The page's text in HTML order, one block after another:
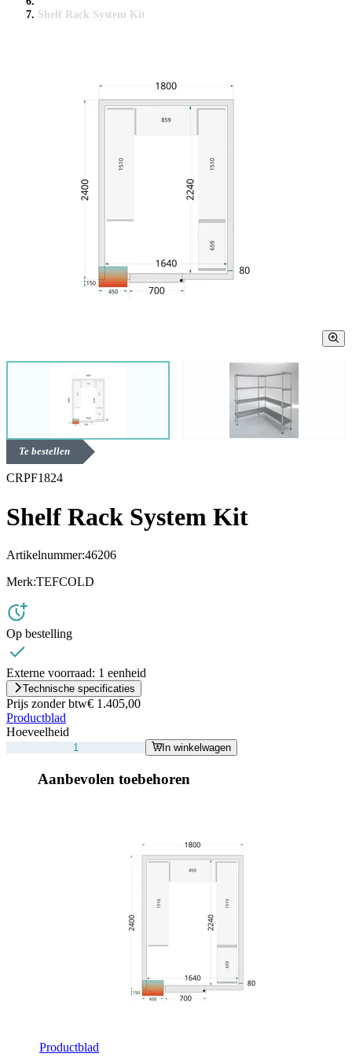
Shelf Rack System Kit
Te bestellen
CRPF1824
Shelf Rack System Kit
Artikelnummer:46206
Merk:TEFCOLD
Op bestelling
Externe voorraad: 1 eenheid
Technische specificaties
Prijs zonder btw€ 1.405,00
Productblad
Hoeveelheid
In winkelwagen
Aanbevolen toebehoren
Productblad